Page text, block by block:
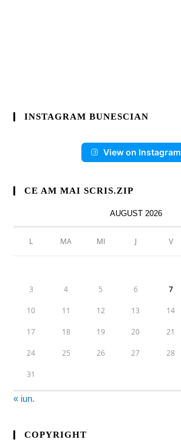
INSTAGRAM BUNESCIAN
View on Instagram
CE AM MAI SCRIS.ZIP
AUGUST 2026
L MA MI J V
3 4 5 6 7
10 11 12 13 14
17 18 19 20 21
24 25 26 27 28
31
« iun.
COPYRIGHT